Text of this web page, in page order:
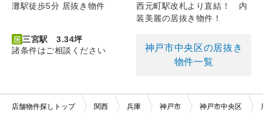
灘駅徒歩5分 居抜き物件
西元町駅改札より直結！ 内
装美麗の居抜き物件！
三宮駅 3.34坪
諸条件はご相談ください
神戸市中央区の居抜き
物件一覧
店舗物件探しトップ 関西 兵庫 神戸市 神戸市中央区